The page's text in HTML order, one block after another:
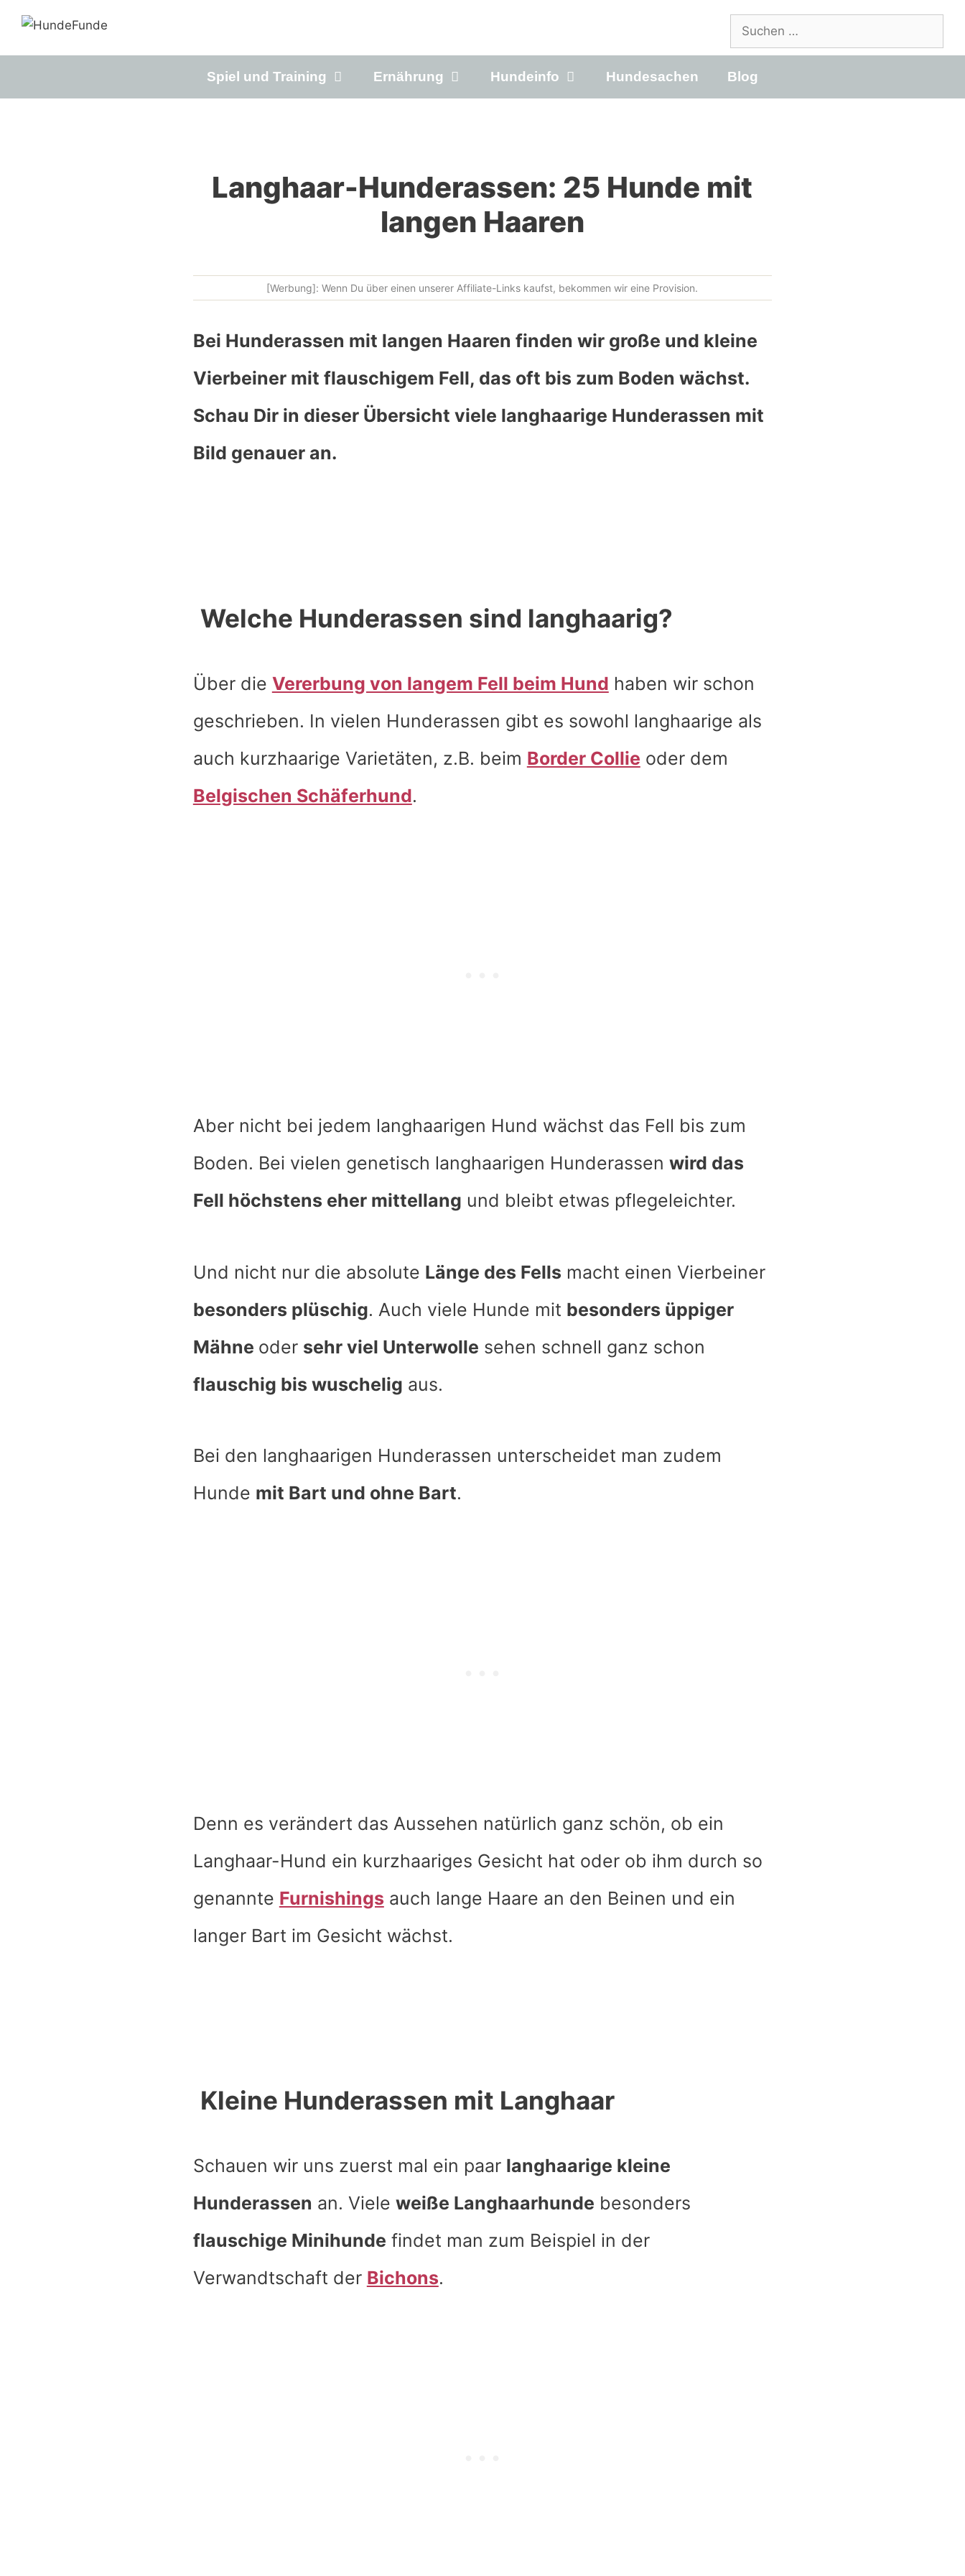
Inhalt
Suchen
nach:
Spiel und Training Ernährung Hundeinfo Hundesachen Blog
Langhaar-Hunderassen: 25 Hunde mit
langen Haaren
[Werbung]: Wenn Du über einen unserer Affiliate-Links kaufst, bekommen wir eine Provision.
Bei Hunderassen mit langen Haaren finden wir große und kleine
Vierbeiner mit flauschigem Fell, das oft bis zum Boden wächst.
Schau Dir in dieser Übersicht viele langhaarige Hunderassen mit
Bild genauer an.
Welche Hunderassen sind langhaarig?
Über die Vererbung von langem Fell beim Hund haben wir schon
geschrieben. In vielen Hunderassen gibt es sowohl langhaarige als
auch kurzhaarige Varietäten, z.B. beim Border Collie oder dem
Belgischen Schäferhund.
Aber nicht bei jedem langhaarigen Hund wächst das Fell bis zum
Boden. Bei vielen genetisch langhaarigen Hunderassen wird das
Fell höchstens eher mittellang und bleibt etwas pflegeleichter.
Und nicht nur die absolute Länge des Fells macht einen Vierbeiner
besonders plüschig. Auch viele Hunde mit besonders üppiger
Mähne oder sehr viel Unterwolle sehen schnell ganz schon
flauschig bis wuschelig aus.
Bei den langhaarigen Hunderassen unterscheidet man zudem
Hunde mit Bart und ohne Bart.
Denn es verändert das Aussehen natürlich ganz schön, ob ein
Langhaar-Hund ein kurzhaariges Gesicht hat oder ob ihm durch so
genannte Furnishings auch lange Haare an den Beinen und ein
langer Bart im Gesicht wächst.
Kleine Hunderassen mit Langhaar
Schauen wir uns zuerst mal ein paar langhaarige kleine
Hunderassen an. Viele weiße Langhaarhunde besonders
flauschige Minihunde findet man zum Beispiel in der
Verwandtschaft der Bichons.